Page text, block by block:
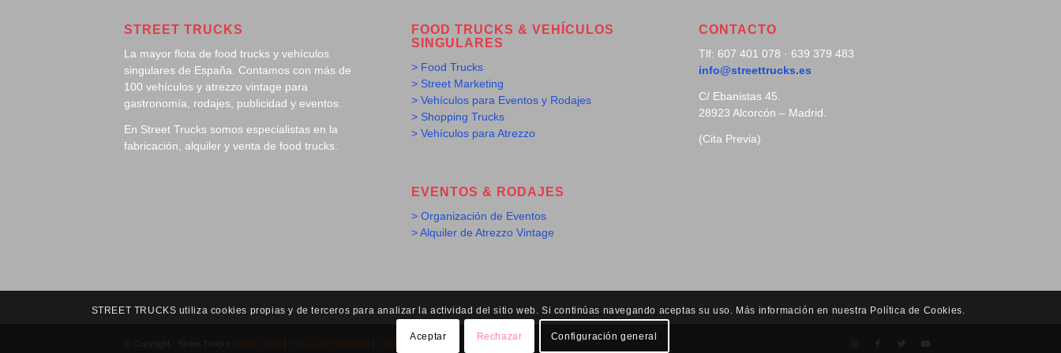
STREET TRUCKS
La mayor flota de food trucks y vehículos
singulares de España. Contamos con más de
100 vehículos y atrezzo vintage para
gastronomía, rodajes, publicidad y eventos.
En Street Trucks somos especialistas en la
fabricación, alquiler y venta de food trucks.
FOOD TRUCKS & VEHÍCULOS
SINGULARES
> Food Trucks
> Street Marketing
> Vehículos para Eventos y Rodajes
> Shopping Trucks
> Vehículos para Atrezzo
EVENTOS & RODAJES
> Organización de Eventos
> Alquiler de Atrezzo Vintage
CONTACTO
Tlf: 607 401 078 · 639 379 483
info@streettrucks.es
C/ Ebanistas 45.
28923 Alcorcón – Madrid.
(Cita Previa)
STREET TRUCKS utiliza cookies propias y de terceros para analizar la actividad del sitio web. Si continúas navegando aceptas su uso. Más información en nuestra Política de Cookies.
Aceptar Rechazar Configuración general